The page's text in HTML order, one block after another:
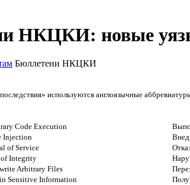
НКЦКИ: новые
Бюллетени НКЦКИ
используются англоязычные
Code Execution
Injection
of Service
of Integrity
Arbitrary Files
Sensitive Information